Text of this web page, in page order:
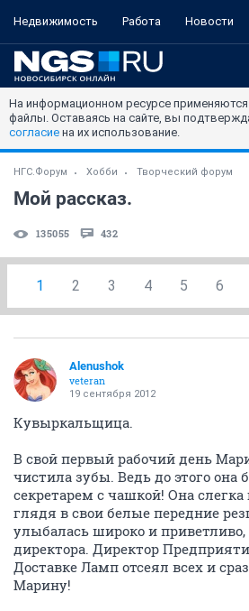
Недвижимость Работа Новости
На информационном ресурсе
файлы. Оставаясь на сайте, вы
согласие на их использование.
НГС.Форум Хобби Творческий форум
Мой рассказ.
135055 432
1 2 3 4 5 6
Alenushok
veteran
19 сентября 2012
Кувыркальщица.
В свой первый рабочий день
чистила зубы. Ведь до этого она
секретарем с чашкой! Она слегка
глядя в свои белые передние
улыбалась широко и
директора. Директор
Доставке Ламп отсеял всех и
Марину!